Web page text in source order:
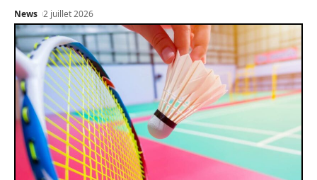
News 2 juillet 2026